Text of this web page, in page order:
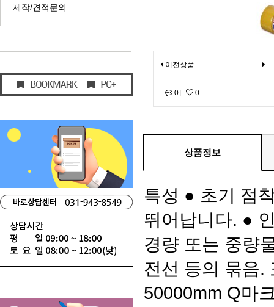
제작/견적문의
이전상품
0 0
상품정보
특성 ● 초기 점
뛰어납니다. ●
경량 또는 중량
전선 등의 묶음.
50000mm Q마